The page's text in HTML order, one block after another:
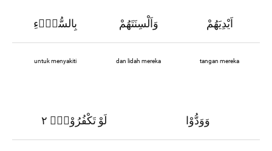
بِالسُّوْۤءِ وَاَلْسِنَتَهُمْ اَيْدِيَهُمْ
untuk menyakiti dan lidah mereka tangan mereka
لَوْ تَكْفُرُوْنَۗ ٢ وَوَدُّوْا